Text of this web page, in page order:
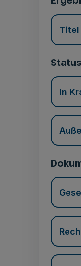
Titel
Status
In